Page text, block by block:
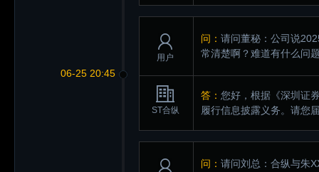
06-25 20:45
用户
问： 请问董秘：公司说
常清楚啊？难道有什么问
ST合纵
答： 您好，根据《深圳证
履行信息披露义务。请您
问： 请问刘总：合纵与朱